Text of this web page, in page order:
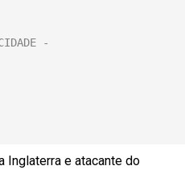
Inglaterra e atacante do